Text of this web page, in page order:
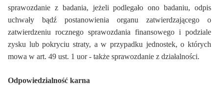
sprawozdanie z badania, jeżeli podlegało ono badaniu, odpis
uchwały bądź postanowienia organu zatwierdzającego o
zatwierdzeniu rocznego sprawozdania finansowego i podziale
zysku lub pokryciu straty, a w przypadku jednostek, o których
mowa w art. 49 ust. 1 uor - także sprawozdanie z działalności.
Odpowiedzialność karna